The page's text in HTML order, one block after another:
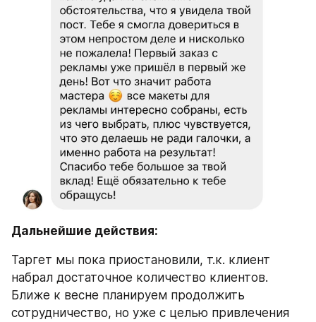
Дальнейшие действия:
Таргет мы пока приостановили, т.к. клиент
набрал достаточное количество клиентов.
Ближе к весне планируем продолжить
сотрудничество, но уже с целью привлечения